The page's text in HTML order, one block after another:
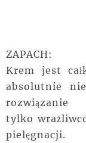
ZAPACH:
Krem jest
absolutnie
tylko
pielęgnacji.